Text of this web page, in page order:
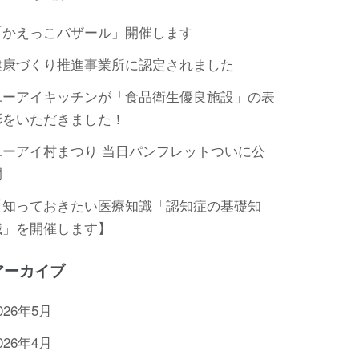
えっこバザール」開催します
づくり推進事業所に認定されました
アイキッチンが「食品衛生優良施設」の表
いただきました！
アイ村まつり 当日パンフレットついに公
っておきたい医療知識「認知症の基礎知
を開催します】
ーカイブ
年5月
年4月